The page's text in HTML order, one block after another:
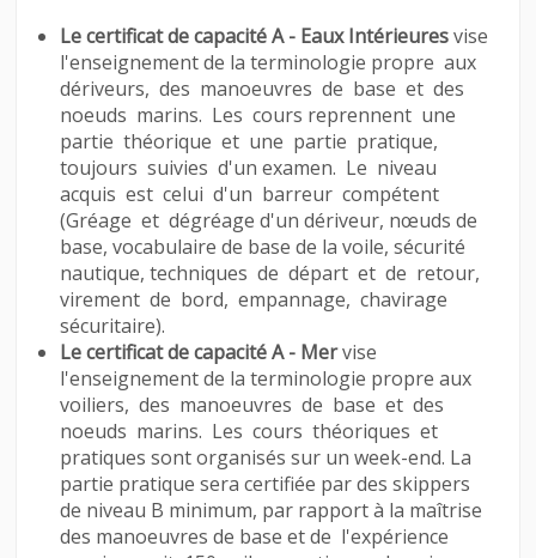
Le certificat de capacité A - Eaux Intérieuresvise
l'enseignement de la terminologie propre aux
dériveurs, des manoeuvres de base et des
noeuds marins. Les cours reprennent une
partie théorique et une partie pratique,
toujours suivies d'un examen. Le niveau
acquis est celui d'un barreur compétent
(Gréage et dégréage d'un dériveur, nœuds de
base, vocabulaire de base de la voile, sécurité
nautique, techniques de départ et de retour,
virement de bord, empannage, chavirage
sécuritaire).
Le certificat de capacité A - Mervise
l'enseignement de la terminologie propre aux
voiliers, des manoeuvres de base et des
noeuds marins. Les cours théoriques et
pratiques sont organisés sur un week-end. La
partie pratique sera certifiée par des skippers
de niveau B minimum, par rapport à la maîtrise
des manoeuvres de base et de l'expérience